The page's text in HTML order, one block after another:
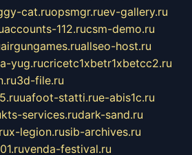
cat.ruopsmgr.ruev-gallery.ru
accounts-112.rucsm-demo.ru
airgungames.ruallseo-host.ru
yug.rucricetc1xbetr1xbetcc2.ru
3d-file.ru
uafoot-statti.rue-abis1c.ru
kts-services.rudark-sand.ru
x-legion.rusib-archives.ru
venda-festival.ru